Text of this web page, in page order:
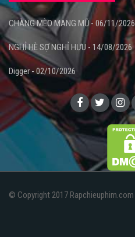
CHÀNG MÈO MANG MŨ - 06/11/2026
NGHỈ HÈ SỢ NGHỈ HƯU - 14/08/2026
Digger - 02/10/2026
© Copyright 2017 Rapchieuphim.com